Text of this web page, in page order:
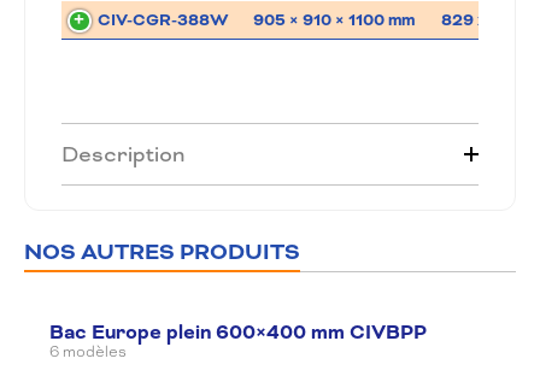
CIV-CGR-388W 905 × 910 × 1100 mm 829 x 830 x
Description
NOS AUTRES PRODUITS
Bac Europe plein 600×400 mm CIVBPP
6 modèles